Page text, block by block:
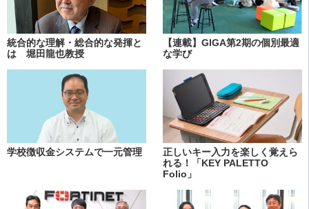
統合的な理解・総合的な発揮と
は 堀田龍也教授
【連載】GIGA第2期の個別最適
な学び
学校徴収金システムで一元管理
正しいキー入力を楽しく覚えら
れる！「KEY PALETTO
Folio」